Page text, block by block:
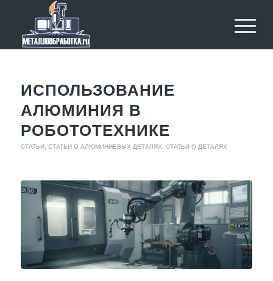
ИСПОЛЬЗОВАНИЕ
АЛЮМИНИЯ В
РОБОТОТЕХНИКЕ
СТАТЬИ, СТАТЬИ О АЛЮМИНИЕВЫХ ДЕТАЛЯХ СТАТЬИ О ДЕТАЛЯХ